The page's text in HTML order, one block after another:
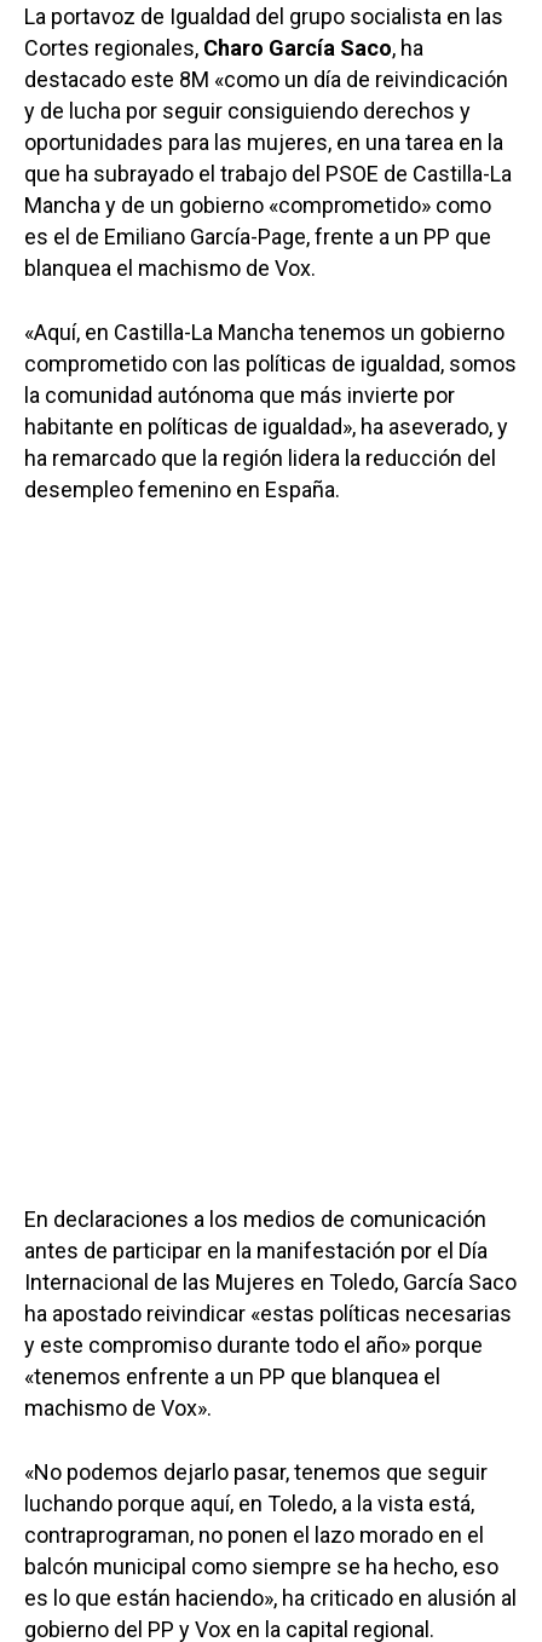
La portavoz de Igualdad del grupo socialista en las
Cortes regionales, Charo García Saco, ha
destacado este 8M «como un día de reivindicación
y de lucha por seguir consiguiendo derechos y
oportunidades para las mujeres, en una tarea en la
que ha subrayado el trabajo del PSOE de Castilla-La
Mancha y de un gobierno «comprometido» como
es el de Emiliano García-Page, frente a un PP que
blanquea el machismo de Vox.
«Aquí, en Castilla-La Mancha tenemos un gobierno
comprometido con las políticas de igualdad, somos
la comunidad autónoma que más invierte por
habitante en políticas de igualdad», ha aseverado, y
ha remarcado que la región lidera la reducción del
desempleo femenino en España.
En declaraciones a los medios de comunicación
antes de participar en la manifestación por el Día
Internacional de las Mujeres en Toledo, García Saco
ha apostado reivindicar «estas políticas necesarias
y este compromiso durante todo el año» porque
«tenemos enfrente a un PP que blanquea el
machismo de Vox».
«No podemos dejarlo pasar, tenemos que seguir
luchando porque aquí, en Toledo, a la vista está,
contraprograman, no ponen el lazo morado en el
balcón municipal como siempre se ha hecho, eso
es lo que están haciendo», ha criticado en alusión al
gobierno del PP y Vox en la capital regional.